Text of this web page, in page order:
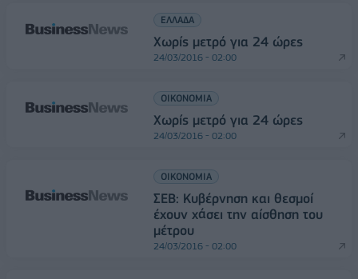
ΕΛΛΑΔΑ
Χωρίς μετρό για 24 ώρες
24/03/2016 - 02:00
ΟΙΚΟΝΟΜΙΑ
Χωρίς μετρό για 24 ώρες
24/03/2016 - 02:00
ΟΙΚΟΝΟΜΙΑ
ΣΕΒ: Κυβέρνηση και θεσμοί
έχουν χάσει την αίσθηση του
μέτρου
24/03/2016 - 02:00